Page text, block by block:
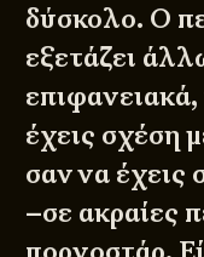
δύσκολο. Ο
εξετάζει
επιφανειακά,
έχεις σχέση
σαν να έχεις
–σε ακραίες